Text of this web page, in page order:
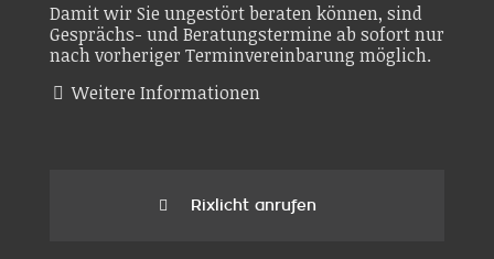
Damit wir Sie ungestört beraten können, sind
Gesprächs- und Beratungstermine ab sofort nur
nach vorheriger Terminvereinbarung möglich.
Weitere Informationen
Rixlicht anrufen